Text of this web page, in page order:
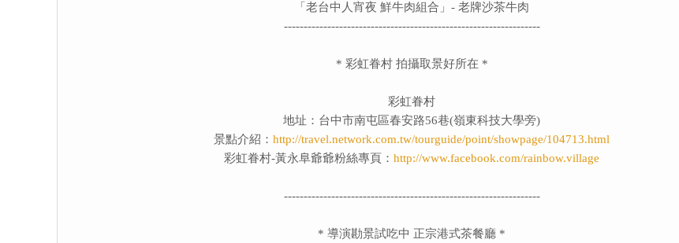
「老台中人宵夜 鮮牛肉組合」- 老牌沙茶牛肉
-----------------------------------------------------------------
* 彩虹眷村 拍攝取景好所在 *
彩虹眷村
地址：台中市南屯區春安路56巷(嶺東科技大學旁)
景點介紹：http://travel.network.com.tw/tourguide/point/showpage/104713.html
彩虹眷村-黃永阜爺爺粉絲專頁：http://www.facebook.com/rainbow.village
-----------------------------------------------------------------
* 導演勘景試吃中 正宗港式茶餐廳 *